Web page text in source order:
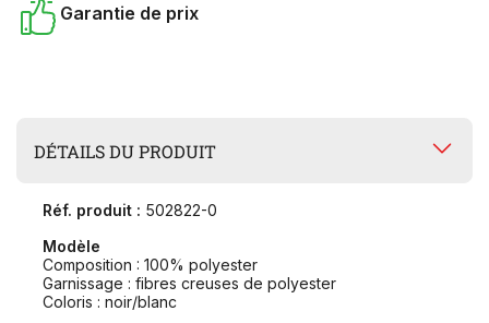
Garantie de prix
DÉTAILS DU PRODUIT
Réf. produit : 502822-0
Modèle
Composition : 100% polyester
Garnissage : fibres creuses de polyester
Coloris : noir/blanc